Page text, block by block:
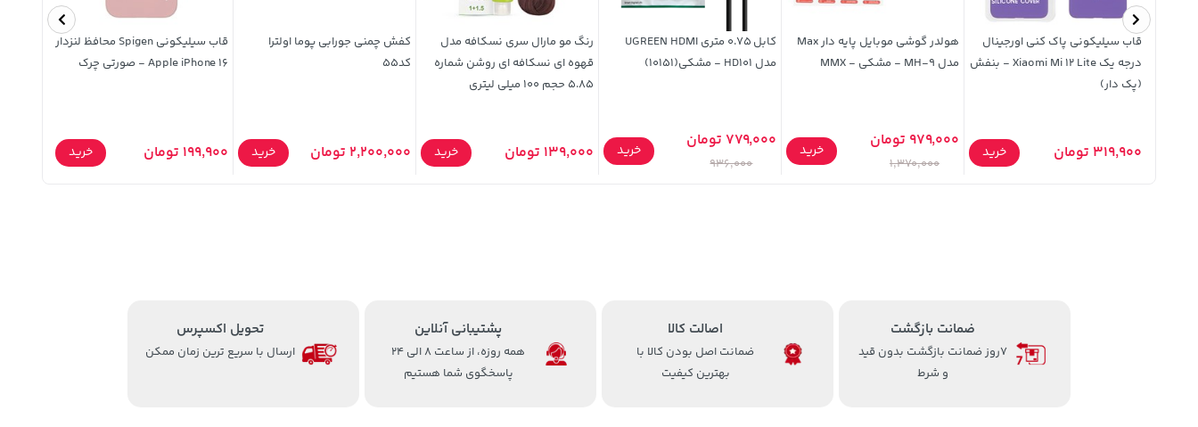
قاب سیلیکونی پاک کنی اورجینال
درجه یک Xiaomi Mi 12 Lite - بنفش
(پک دار)
319,900 تومان خرید
هولدر گوشی موبایل پایه دار Max
مدل MH-9 - مشکی - MMX
979,000 تومان
1,370,000
خرید
کابل 0.75 متری UGREEN HDMI
مدل HD101 - مشکی(10151)
779,000 تومان
936,000
خرید
رنگ مو مارال سری نسکافه مدل
قهوه ای نسکافه ای روشن شماره
5.85 حجم 100 میلی لیتری
139,000 تومان خرید
کفش چمنی جورابی پوما اولترا
کد۵۵
2,200,000 تومان خرید
قاب سیلیکونی Spigen محافظ لنزدار
Apple iPhone 16 - صورتی چرک
199,900 تومان خرید
ضمانت بازگشت
7روز ضمانت بازگشت بدون قید
و شرط
اصالت کالا
ضمانت اصل بودن کالا با
بهترین کیفیت
پشتیبانی آنلاین
همه روزه، از ساعت 8 الی 24
پاسخگوی شما هستیم
تحویل اکسپرس
ارسال با سریع ترین زمان ممکن